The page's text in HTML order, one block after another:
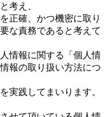
考え、
正確、かつ機密に取り
な責務であると考えて
情報に関する「個人情
報の取り扱い方法につ
実践してまいります。